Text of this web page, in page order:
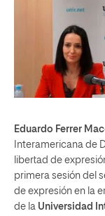
Eduardo Ferrer
Interamericana de
libertad de
primera sesión del
de expresión en la
de la Universidad